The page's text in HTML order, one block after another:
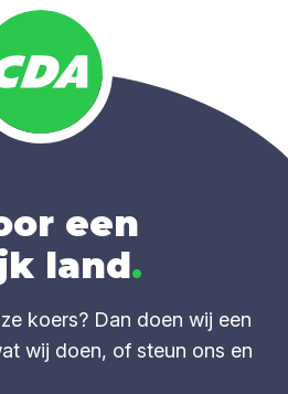
een
land.
koers? Dan doen wij een
wij doen, of steun ons en